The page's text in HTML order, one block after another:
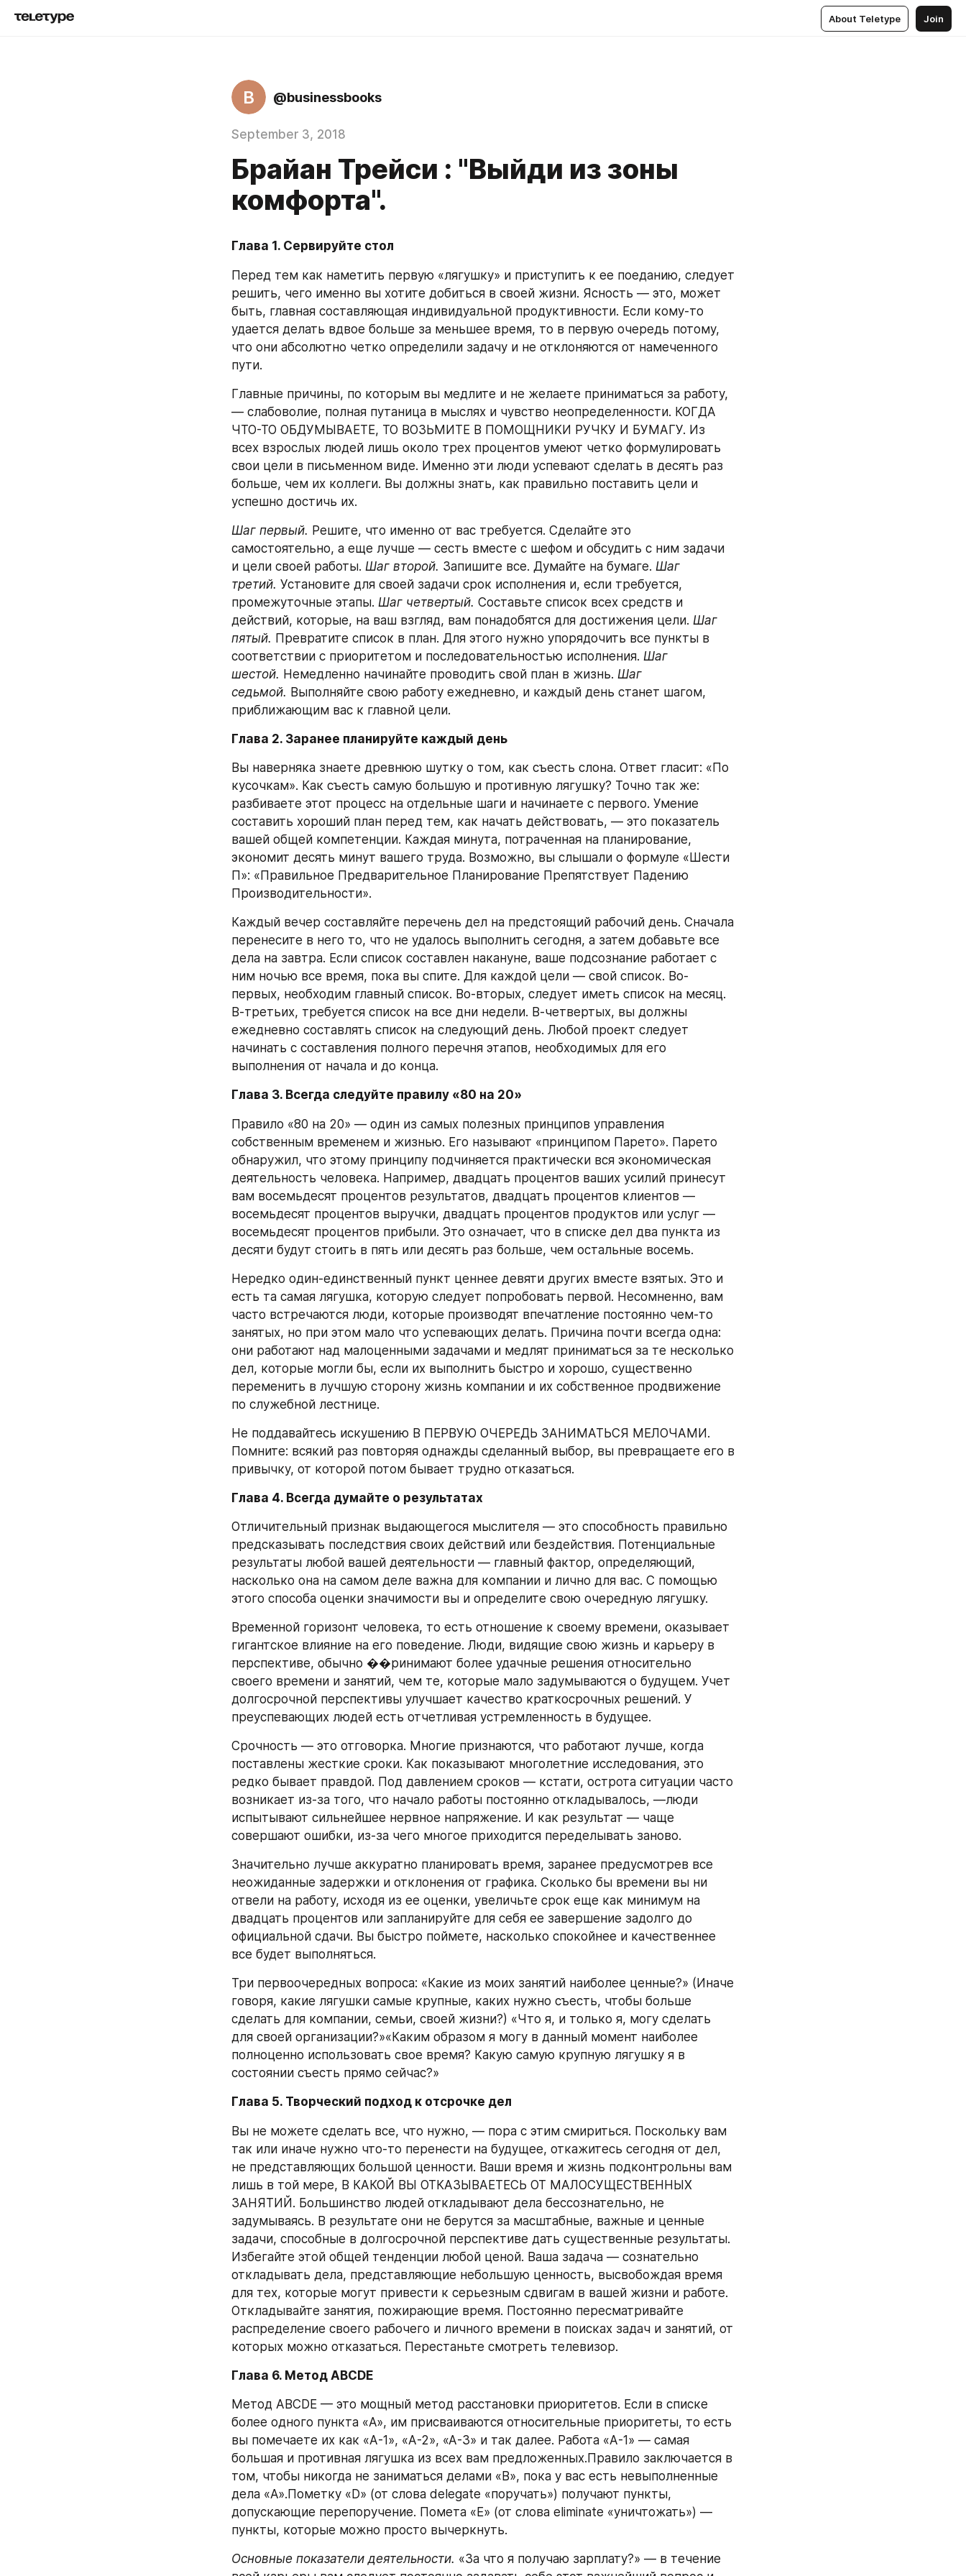
About Teletype Join
B @businessbooks
September 3, 2018
Брайан Трейси : "Выйди из зоны
комфорта".
Глава 1. Сервируйте стол
Перед тем как наметить первую «лягушку» и приступить к ее поеданию, следует
решить, чего именно вы хотите добиться в своей жизни. Ясность — это, может
быть, главная составляющая индивидуальной продуктивности. Если кому-то
удается делать вдвое больше за меньшее время, то в первую очередь потому,
что они абсолютно четко определили задачу и не отклоняются от намеченного
пути.
Главные причины, по которым вы медлите и не желаете приниматься за работу,
— слабоволие, полная путаница в мыслях и чувство неопределенности. КОГДА
ЧТО-ТО ОБДУМЫВАЕТЕ, ТО ВОЗЬМИТЕ В ПОМОЩНИКИ РУЧКУ И БУМАГУ. Из
всех взрослых людей лишь около трех процентов умеют четко формулировать
свои цели в письменном виде. Именно эти люди успевают сделать в десять раз
больше, чем их коллеги. Вы должны знать, как правильно поставить цели и
успешно достичь их.
Шаг первый. Решите, что именно от вас требуется. Сделайте это
самостоятельно, а еще лучше — сесть вместе с шефом и обсудить с ним задачи
и цели своей работы. Шаг второй. Запишите все. Думайте на бумаге. Шаг
третий. Установите для своей задачи срок исполнения и, если требуется,
промежуточные этапы. Шаг четвертый. Составьте список всех средств и
действий, которые, на ваш взгляд, вам понадобятся для достижения цели. Шаг
пятый. Превратите список в план. Для этого нужно упорядочить все пункты в
соответствии с приоритетом и последовательностью исполнения. Шаг
шестой. Немедленно начинайте проводить свой план в жизнь. Шаг
седьмой. Выполняйте свою работу ежедневно, и каждый день станет шагом,
приближающим вас к главной цели.
Глава 2. Заранее планируйте каждый день
Вы наверняка знаете древнюю шутку о том, как съесть слона. Ответ гласит: «По
кусочкам». Как съесть самую большую и противную лягушку? Точно так же:
разбиваете этот процесс на отдельные шаги и начинаете с первого. Умение
составить хороший план перед тем, как начать действовать, — это показатель
вашей общей компетенции. Каждая минута, потраченная на планирование,
экономит десять минут вашего труда. Возможно, вы слышали о формуле «Шести
П»: «Правильное Предварительное Планирование Препятствует Падению
Производительности».
Каждый вечер составляйте перечень дел на предстоящий рабочий день. Сначала
перенесите в него то, что не удалось выполнить сегодня, а затем добавьте все
дела на завтра. Если список составлен накануне, ваше подсознание работает с
ним ночью все время, пока вы спите. Для каждой цели — свой список. Во-
первых, необходим главный список. Во-вторых, следует иметь список на месяц.
В-третьих, требуется список на все дни недели. В-четвертых, вы должны
ежедневно составлять список на следующий день. Любой проект следует
начинать с составления полного перечня этапов, необходимых для его
выполнения от начала и до конца.
Глава 3. Всегда следуйте правилу «80 на 20»
Правило «80 на 20» — один из самых полезных принципов управления
собственным временем и жизнью. Его называют «принципом Парето». Парето
обнаружил, что этому принципу подчиняется практически вся экономическая
деятельность человека. Например, двадцать процентов ваших усилий принесут
вам восемьдесят процентов результатов, двадцать процентов клиентов —
восемьдесят процентов выручки, двадцать процентов продуктов или услуг —
восемьдесят процентов прибыли. Это означает, что в списке дел два пункта из
десяти будут стоить в пять или десять раз больше, чем остальные восемь.
Нередко один-единственный пункт ценнее девяти других вместе взятых. Это и
есть та самая лягушка, которую следует попробовать первой. Несомненно, вам
часто встречаются люди, которые производят впечатление постоянно чем-то
занятых, но при этом мало что успевающих делать. Причина почти всегда одна:
они работают над малоценными задачами и медлят приниматься за те несколько
дел, которые могли бы, если их выполнить быстро и хорошо, существенно
переменить в лучшую сторону жизнь компании и их собственное продвижение
по служебной лестнице.
Не поддавайтесь искушению В ПЕРВУЮ ОЧЕРЕДЬ ЗАНИМАТЬСЯ МЕЛОЧАМИ.
Помните: всякий раз повторяя однажды сделанный выбор, вы превращаете его в
привычку, от которой потом бывает трудно отказаться.
Глава 4. Всегда думайте о результатах
Отличительный признак выдающегося мыслителя — это способность правильно
предсказывать последствия своих действий или бездействия. Потенциальные
результаты любой вашей деятельности — главный фактор, определяющий,
насколько она на самом деле важна для компании и лично для вас. С помощью
этого способа оценки значимости вы и определите свою очередную лягушку.
Временной горизонт человека, то есть отношение к своему времени, оказывает
гигантское влияние на его поведение. Люди, видящие свою жизнь и карьеру в
перспективе, обычно ��ринимают более удачные решения относительно
своего времени и занятий, чем те, которые мало задумываются о будущем. Учет
долгосрочной перспективы улучшает качество краткосрочных решений. У
преуспевающих людей есть отчетливая устремленность в будущее.
Срочность — это отговорка. Многие признаются, что работают лучше, когда
поставлены жесткие сроки. Как показывают многолетние исследования, это
редко бывает правдой. Под давлением сроков — кстати, острота ситуации часто
возникает из-за того, что начало работы постоянно откладывалось, —люди
испытывают сильнейшее нервное напряжение. И как результат — чаще
совершают ошибки, из-за чего многое приходится переделывать заново.
Значительно лучше аккуратно планировать время, заранее предусмотрев все
неожиданные задержки и отклонения от графика. Сколько бы времени вы ни
отвели на работу, исходя из ее оценки, увеличьте срок еще как минимум на
двадцать процентов или запланируйте для себя ее завершение задолго до
официальной сдачи. Вы быстро поймете, насколько спокойнее и качественнее
все будет выполняться.
Три первоочередных вопроса: «Какие из моих занятий наиболее ценные?» (Иначе
говоря, какие лягушки самые крупные, каких нужно съесть, чтобы больше
сделать для компании, семьи, своей жизни?) «Что я, и только я, могу сделать
для своей организации?»«Каким образом я могу в данный момент наиболее
полноценно использовать свое время? Какую самую крупную лягушку я в
состоянии съесть прямо сейчас?»
Глава 5. Творческий подход к отсрочке дел
Вы не можете сделать все, что нужно, — пора с этим смириться. Поскольку вам
так или иначе нужно что-то перенести на будущее, откажитесь сегодня от дел,
не представляющих большой ценности. Ваши время и жизнь подконтрольны вам
лишь в той мере, В КАКОЙ ВЫ ОТКАЗЫВАЕТЕСЬ ОТ МАЛОСУЩЕСТВЕННЫХ
ЗАНЯТИЙ. Большинство людей откладывают дела бессознательно, не
задумываясь. В результате они не берутся за масштабные, важные и ценные
задачи, способные в долгосрочной перспективе дать существенные результаты.
Избегайте этой общей тенденции любой ценой. Ваша задача — сознательно
откладывать дела, представляющие небольшую ценность, высвобождая время
для тех, которые могут привести к серьезным сдвигам в вашей жизни и работе.
Откладывайте занятия, пожирающие время. Постоянно пересматривайте
распределение своего рабочего и личного времени в поисках задач и занятий, от
которых можно отказаться. Перестаньте смотреть телевизор.
Глава 6. Метод ABCDE
Метод ABCDE — это мощный метод расстановки приоритетов. Если в списке
более одного пункта «A», им присваиваются относительные приоритеты, то есть
вы помечаете их как «A-1», «А-2», «А-3» и так далее. Работа «A-1» — самая
большая и противная лягушка из всех вам предложенных.Правило заключается в
том, чтобы никогда не заниматься делами «B», пока у вас есть невыполненные
дела «A».Пометку «D» (от слова delegate «поручать») получают пункты,
допускающие перепоручение. Помета «E» (от слова eliminate «уничтожать») —
пункты, которые можно просто вычеркнуть.
Основные показатели деятельности. «За что я получаю зарплату?» — в течение